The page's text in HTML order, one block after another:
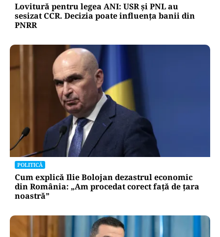
Lovitură pentru legea ANI: USR și PNL au
sesizat CCR. Decizia poate influența banii din
PNRR
POLITICĂ
Cum explică Ilie Bolojan dezastrul economic
din România: „Am procedat corect față de țara
noastră”